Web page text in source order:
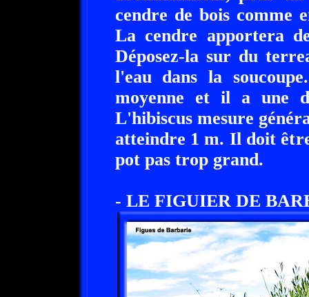
cendre de bois comme
La cendre apportera
Déposez-la sur du
l'eau dans la
moyenne et il a une
L'hibiscus mesure
atteindre 1 m. Il doit
pot pas trop grand.
- LE FIGUIER DE